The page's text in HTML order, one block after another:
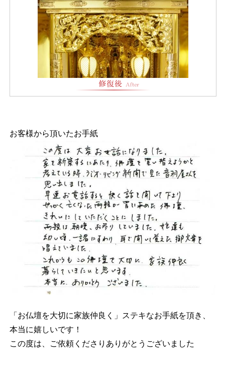
お客様から頂いたお手紙
「お仏壇を大切に家族仲良く」ステキなお手紙を頂き、
本当に嬉しいです！
この度は、ご依頼くださりありがとうございました